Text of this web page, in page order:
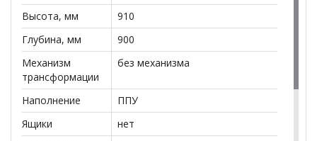
Варианты исполнения:11 артикулов сочетание
тканей только как на фото
Материалы
основная ткань: Велутто (велюр)/ Толидо (велюр)/
Фибра (велюр)/ Полите (велюр)
выполняется в тканях: Толидо 26 (темно-синий
Высота, мм
910
Глубина, мм
900
Механизм
трансформации
без механизма
Наполнение
ППУ
Ящики
нет